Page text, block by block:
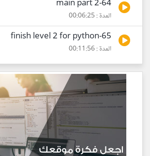
64-main part 2
المدة : 00:06:25
65-finish level 2 for python
المدة : 00:11:56